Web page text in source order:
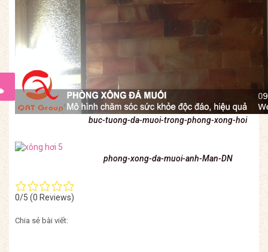
buc-tuong-da-muoi-trong-phong-xong-hoi
phong-xong-da-muoi-anh-Man-DN
0/5 (0 Reviews)
Chia sẻ bài viết: